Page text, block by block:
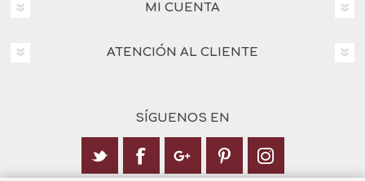
MI CUENTA
ATENCIÓN AL CLIENTE
SÍGUENOS EN